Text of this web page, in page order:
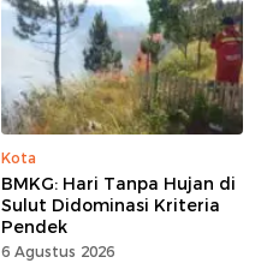
Kota
BMKG: Hari Tanpa Hujan di
Sulut Didominasi Kriteria
Pendek
6 Agustus 2026